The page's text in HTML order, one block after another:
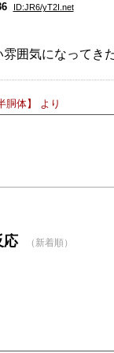
ID:JR6/yT2I.net
囲気になってき
胴体】 より
上げとる
応 （新着順）